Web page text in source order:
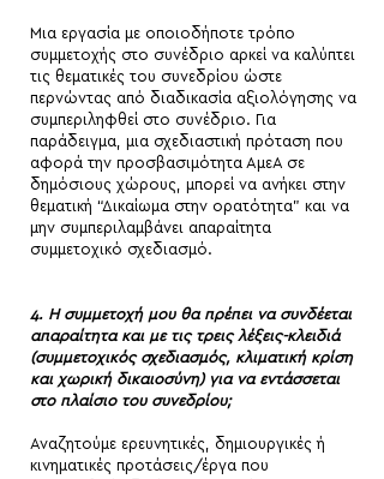
Μια εργασία με οποιοδήποτε τρόπο
συμμετοχής στο συνέδριο αρκεί να καλύπτει
τις θεματικές του συνεδρίου ώστε
περνώντας από διαδικασία αξιολόγησης να
συμπεριληφθεί στο συνέδριο. Για
παράδειγμα, μια σχεδιαστική πρόταση που
αφορά την προσβασιμότητα ΑμεΑ σε
δημόσιους χώρους, μπορεί να ανήκει στην
θεματική “Δικαίωμα στην ορατότητα” και να
μην συμπεριλαμβάνει απαραίτητα
συμμετοχικό σχεδιασμό.
4. Η συμμετοχή μου θα πρέπει να συνδέεται
απαραίτητα και με τις τρεις λέξεις-κλειδιά
(συμμετοχικός σχεδιασμός, κλιματική κρίση
και χωρική δικαιοσύνη) για να εντάσσεται
στο πλαίσιο του συνεδρίου;
Αναζητούμε ερευνητικές, δημιουργικές ή
κινηματικές προτάσεις/έργα που